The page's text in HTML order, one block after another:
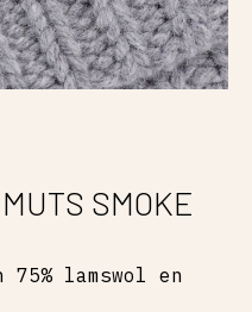
SMOKE
lamswol en